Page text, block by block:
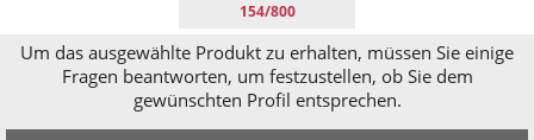
154/800
Um das ausgewählte Produkt zu erhalten, müssen Sie einige
Fragen beantworten, um festzustellen, ob Sie dem
gewünschten Profil entsprechen.